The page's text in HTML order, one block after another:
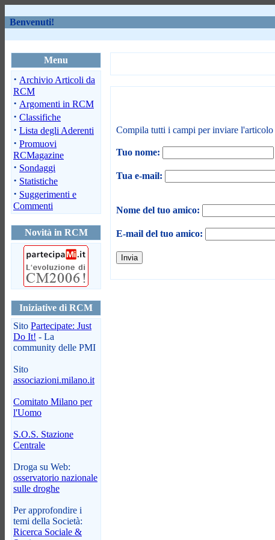
Benvenuti!
Menu
· Archivio Articoli da
RCM
· Argomenti in RCM
· Classifiche
· Lista degli Aderenti
· Promuovi
RCMagazine
· Sondaggi
· Statistiche
· Suggerimenti e
Commenti
Novità in RCM
Iniziative di RCM
Sito Partecipate: Just
Do It! - La
community delle PMI
Sito
associazioni.milano.it
Comitato Milano per
l'Uomo
S.O.S. Stazione
Centrale
Droga su Web:
osservatorio nazionale
sulle droghe
Per approfondire i
temi della Società:
Ricerca Sociale &
Compila tutti i campi per inviare l'articolo
Tuo nome:
Tua e-mail:
Nome del tuo amico:
E-mail del tuo amico: